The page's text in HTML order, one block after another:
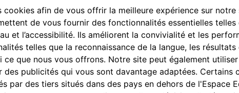
pas du tout les versions berline et coupé de la
FIAT ABARTH OT 1300 - 1965